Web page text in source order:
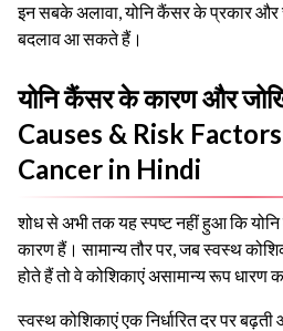
इन सबके अलावा, योनि कैंसर के प्रकार और
बदलाव आ सकते हैं।
योनि कैंसर के कारण और
Causes & Risk
Cancer in Hindi
शोध से अभी तक यह स्पष्ट नहीं हुआ कि
कारण हैं। सामान्य तौर पर, जब स्वस्थ
होते हैं तो वे कोशिकाएं असामान्य रूप धारण
स्वस्थ कोशिकाएं एक निर्धारित दर पर